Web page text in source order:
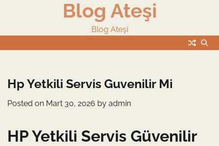
Blog Ateşi
Blog Ateşi
Hp Yetkili Servis Guvenilir Mi
Posted on Mart 30, 2026 by admin
HP Yetkili Servis Güvenilir